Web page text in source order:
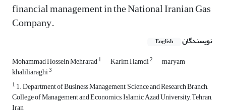
financial management in the National Iranian Gas
Company.
نویسندگان English
Mohammad Hossein Mehrarad1 Karim Hamdi2 maryam
khaliliaraghi3
1 1. Department of Business Management, Science and Research Branch,
College of Management and Economics, Islamic Azad University, Tehran,
Iran